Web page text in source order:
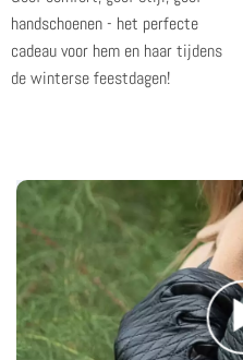
handschoenen - het perfecte
cadeau voor hem en haartijdens
de winterse feestdagen!